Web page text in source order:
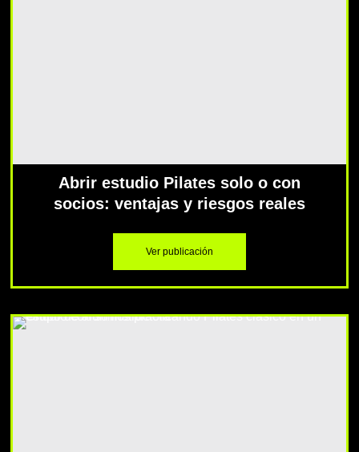
Abrir estudio Pilates solo o con
socios: ventajas y riesgos reales
Ver publicación